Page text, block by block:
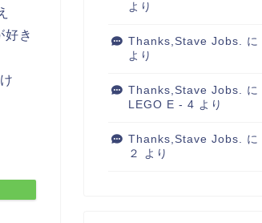
好き
より
Thanks,Stave Jobs. に
より
Thanks,Stave Jobs. に
LEGO E - 4 より
Thanks,Stave Jobs. に
２
より